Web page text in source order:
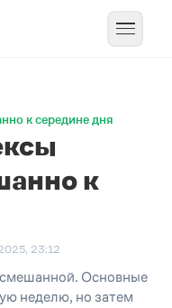
к середине дня
к
23:12
смешанной. Основные
неделю, но затем